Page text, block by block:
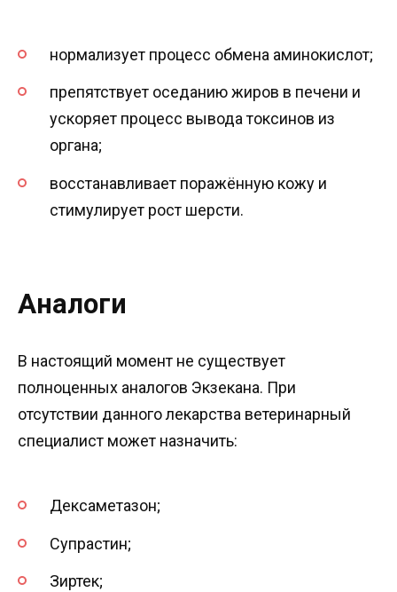
нормализует процесс обмена аминокислот;
препятствует оседанию жиров в печени и
ускоряет процесс вывода токсинов из
органа;
восстанавливает поражённую кожу и
стимулирует рост шерсти.
Аналоги
В настоящий момент не существует
полноценных аналогов Экзекана. При
отсутствии данного лекарства ветеринарный
специалист может назначить:
Дексаметазон;
Супрастин;
Зиртек;